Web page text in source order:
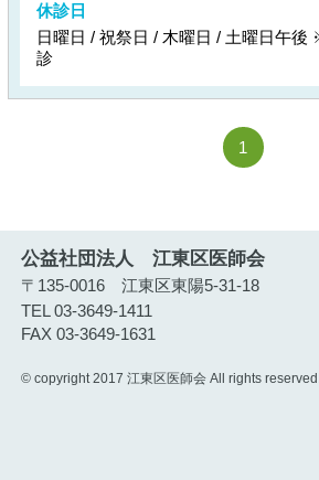
休診日
日曜日 / 祝祭日 / 木曜日 / 土曜日午
診
1
公益社団法人 江東区医師会
〒135-0016 江東区東陽5-31-18
TEL 03-3649-1411
FAX 03-3649-1631
© copyright 2017 江東区医師会 All rights